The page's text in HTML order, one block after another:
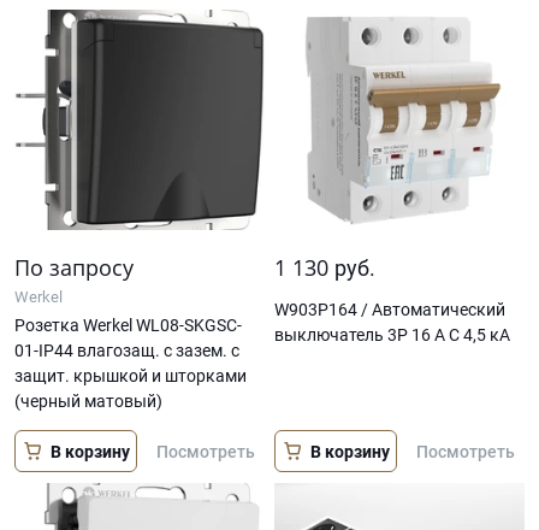
По запросу
Werkel
Розетка Werkel WL08-SKGSC-
01-IP44 влагозащ. с зазем. с
защит. крышкой и шторками
(черный матовый)
В корзину Посмотреть
1 130 руб.
W903P164 / Автоматический
выключатель 3P 16 A C 4,5 кА
В корзину Посмотреть